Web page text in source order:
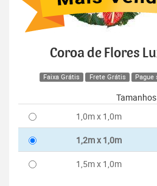
Coroa de Flores
Faixa Grátis Frete Grátis Pague
Tamanhos
1,0m x 1,0m
1,2m x 1,0m
1,5m x 1,0m